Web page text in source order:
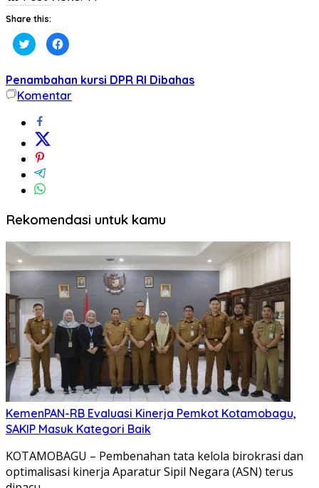
Share this:
Klik
untuk
berbagi
Twitter(Membuka
di
jendela
yang
Klik
untuk
Facebook(Membuka
di
jendela
yang
Penambahan kursi DPR RI Dibahas
Komentar
Rekomendasi untuk kamu
KemenPAN-RB Evaluasi Kinerja Pemkot Kotamobagu,
SAKIP Masuk Kategori Baik
KOTAMOBAGU – Pembenahan tata kelola birokrasi dan
optimalisasi kinerja Aparatur Sipil Negara (ASN) terus